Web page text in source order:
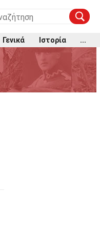
Γενικά Ιστορία ...